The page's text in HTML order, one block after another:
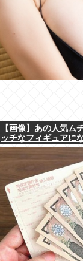
【画像】あの人気ム
ッチなフィギュアに